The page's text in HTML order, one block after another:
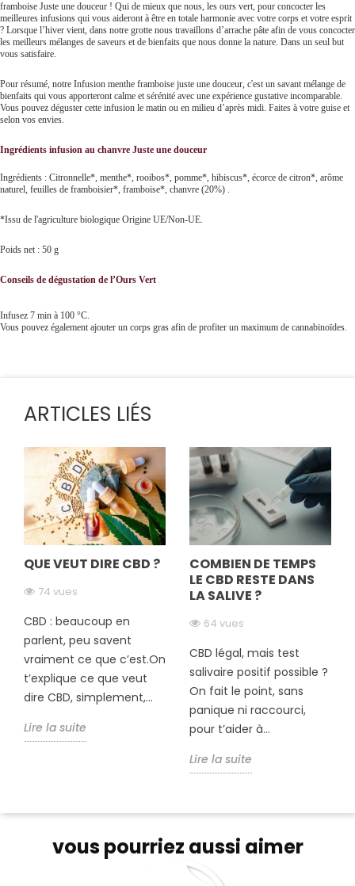
framboise Juste une douceur ! Qui de mieux que nous, les ours vert, pour concocter les
meilleures infusions qui vous aideront à être en totale harmonie avec votre corps et votre esprit
? Lorsque l’hiver vient, dans notre grotte nous travaillons d’arrache pâte afin de vous concocter
les meilleurs mélanges de saveurs et de bienfaits que nous donne la nature. Dans un seul but
vous satisfaire.
Pour résumé, notre Infusion menthe framboise juste une douceur, c'est un savant mélange de
bienfaits qui vous apporteront calme et sérénité avec une expérience gustative incomparable.
Vous pouvez déguster cette infusion le matin ou en milieu d’après midi. Faites à votre guise et
selon vos envies.
Ingrédients infusion au chanvre Juste une douceur
Ingrédients : Citronnelle*, menthe*, rooibos*, pomme*, hibiscus*, écorce de citron*, arôme
naturel, feuilles de framboisier*, framboise*, chanvre (20%) .
*Issu de l'agriculture biologique Origine UE/Non-UE.
Poids net : 50 g
Conseils de dégustation de l’Ours Vert
Infusez 7 min à 100 °C.
Vous pouvez également ajouter un corps gras afin de profiter un maximum de cannabinoïdes.
ARTICLES LIÉS
QUE VEUT DIRE CBD ?
74 vues
CBD : beaucoup en
parlent, peu savent
vraiment ce que c’est.On
t’explique ce que veut
dire CBD, simplement,...
Lire la suite
COMBIEN DE TEMPS
LE CBD RESTE DANS
LA SALIVE ?
64 vues
CBD légal, mais test
salivaire positif possible ?
On fait le point, sans
panique ni raccourci,
pour t’aider à...
Lire la suite
vous pourriez aussi aimer